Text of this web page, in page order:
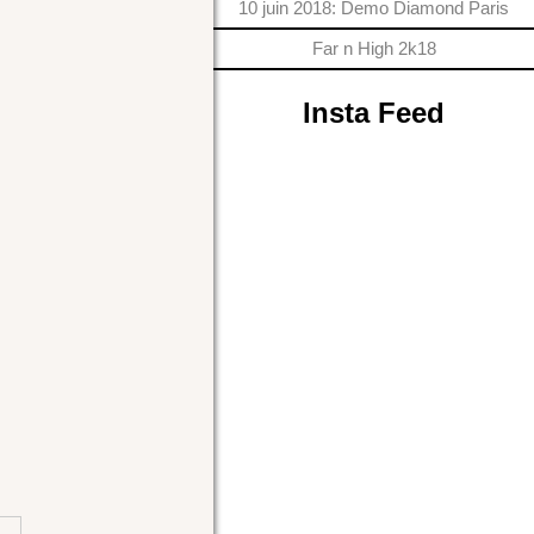
10 juin 2018: Demo Diamond Paris
Far n High 2k18
Insta Feed